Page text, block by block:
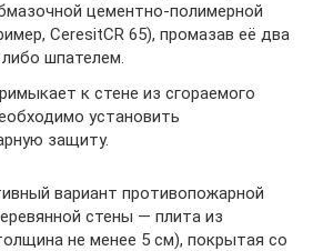
цементно-полимерной
CeresitCR 65), промазав её два
шпателем.
к стене из сгораемого
установить
защиту.
вариант противопожарной
стены — плита из
не менее 5 см), покрытая со